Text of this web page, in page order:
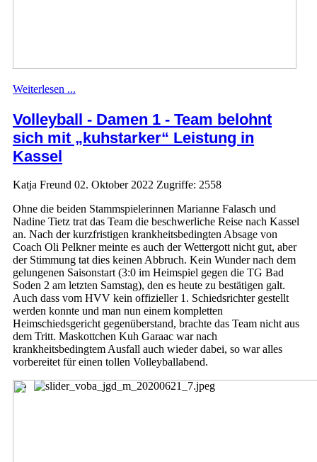
Weiterlesen ...
Volleyball - Damen 1 - Team belohnt
sich mit „kuhstarker“ Leistung in
Kassel
Katja Freund 02. Oktober 2022 Zugriffe: 2558
Ohne die beiden Stammspielerinnen Marianne Falasch und
Nadine Tietz trat das Team die beschwerliche Reise nach Kassel
an. Nach der kurzfristigen krankheitsbedingten Absage von
Coach Oli Pelkner meinte es auch der Wettergott nicht gut, aber
der Stimmung tat dies keinen Abbruch. Kein Wunder nach dem
gelungenen Saisonstart (3:0 im Heimspiel gegen die TG Bad
Soden 2 am letzten Samstag), den es heute zu bestätigen galt.
Auch dass vom HVV kein offizieller 1. Schiedsrichter gestellt
werden konnte und man nun einem kompletten
Heimschiedsgericht gegenüberstand, brachte das Team nicht aus
dem Tritt. Maskottchen Kuh Garaac war nach
krankheitsbedingtem Ausfall auch wieder dabei, so war alles
vorbereitet für einen tollen Volleyballabend.